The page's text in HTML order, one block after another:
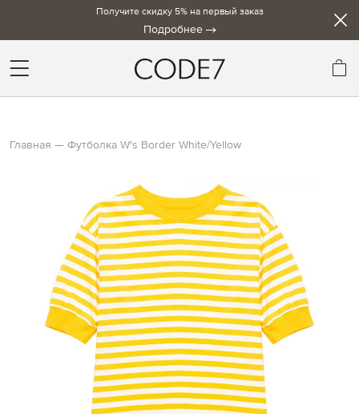
Получите скидку 5% на первый заказ
Подробнее
Главная Футболка W's Border White/Yellow